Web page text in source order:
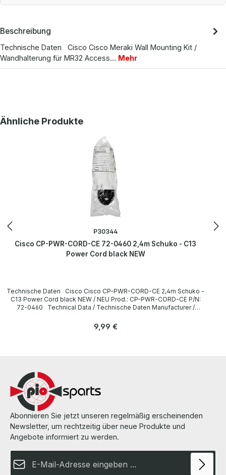
Beschreibung
Technische Daten Cisco Cisco Meraki Wall Mounting Kit /
Wandhalterung für MR32 Access… Mehr
Produktgalerie überspringen
Ähnliche Produkte
P30344
Cisco CP-PWR-CORD-CE 72-0460 2,4m Schuko - C13
Power Cord black NEW
Technische Daten Cisco Cisco CP-PWR-CORD-CE 2,4m Schuko -
C13 Power Cord black NEW / NEU Prod.: CP-PWR-CORD-CE P/N:
72-0460 Technical Data / Technische Daten Manufacturer /
can be found on the pages of the manufacturer. Weitere
Regulärer Preis:
9,99 €
Abonnieren Sie jetzt unseren regelmäßig erscheinenden
Newsletter, um rechtzeitig über neue Produkte und
Angebote informiert zu werden.